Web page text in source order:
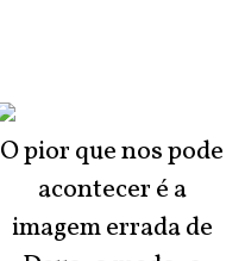
O pior que nos pode
acontecer é a
imagem errada de